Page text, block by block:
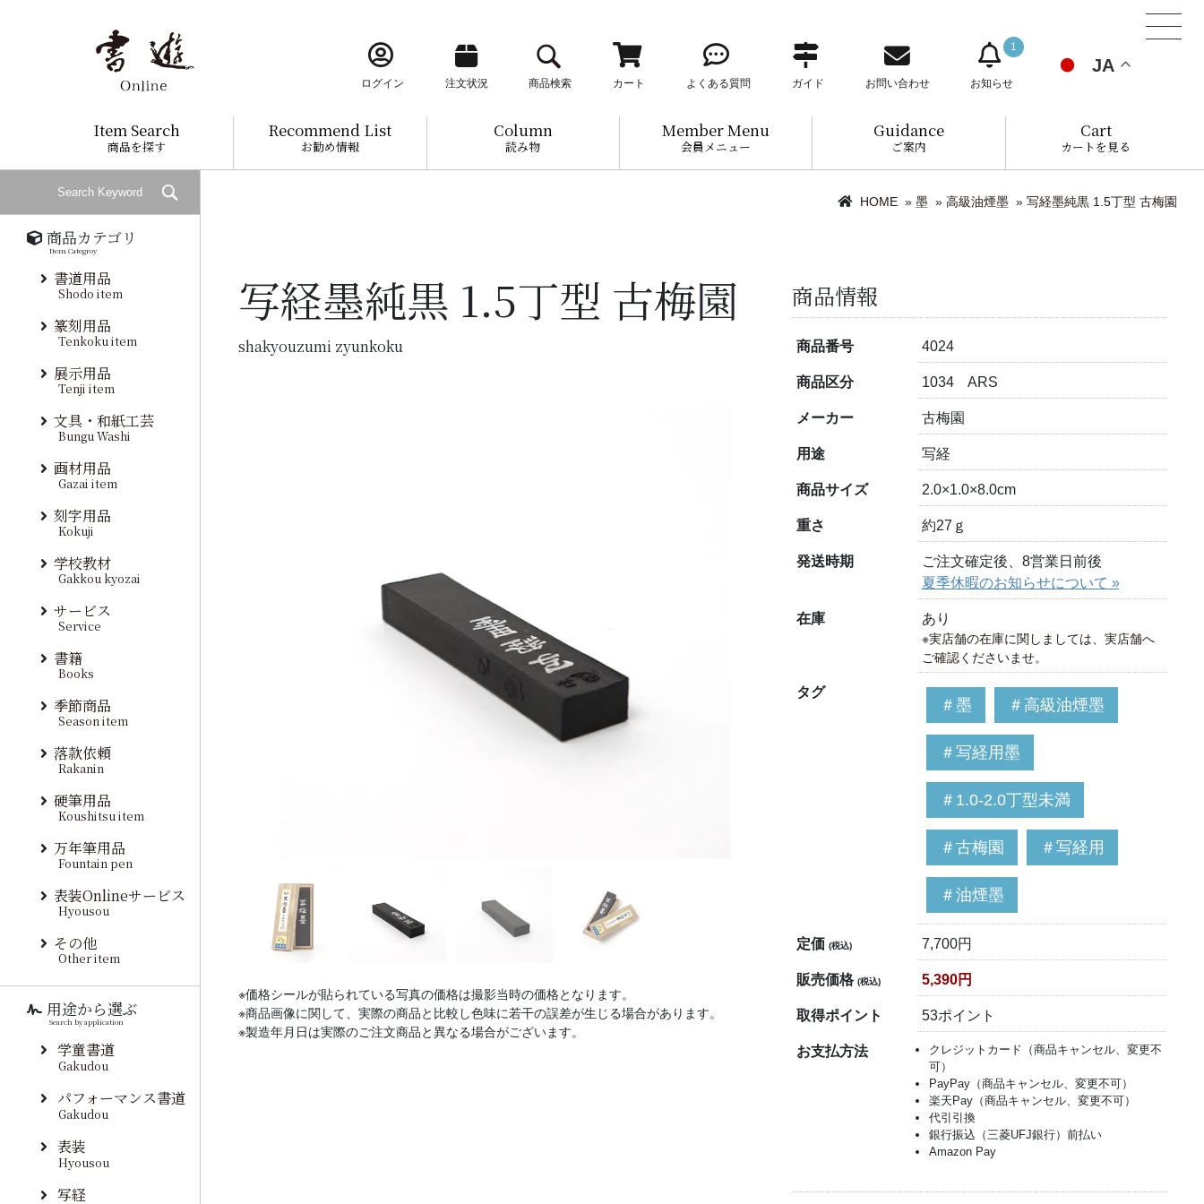
ログイン 注文状況 商品検索 カート よくある質問 ガイド お問い合わせ
1
お知らせ
JA
Item Search
商品を探す
Recommend List
お勧め情報
Column
読み物
Member Menu
会員メニュー
Guidance
ご案内
Cart
カートを見る
HOME » 墨 » 高級油煙墨 » 写経墨純黒 1.5丁型 古梅園
写経墨純黒 1.5丁型 古梅園
shakyouzumi zyunkoku
※価格シールが貼られている写真の価格は撮影当時の価格となります。
※商品画像に関して、実際の商品と比較し色味に若干の誤差が生じる場合があります。
※製造年月日は実際のご注文商品と異なる場合がございます。
商品情報
商品番号 4024
商品区分 1034 ARS
メーカー 古梅園
用途 写経
商品サイズ 2.0×1.0×8.0cm
重さ 約27ｇ
発送時期
ご注文確定後、8営業日前後
夏季休暇のお知らせについて »
在庫 あり
※実店舗の在庫に関しましては、実店舗へ
ご確認くださいませ。
タグ
＃墨 ＃高級油煙墨
＃写経用墨
＃1.0-2.0丁型未満
＃古梅園 ＃写経用
＃油煙墨
定価(税込) 7,700円
販売価格(税込) 5,390円
取得ポイント 53ポイント
お支払方法
クレジットカード（商品キャンセル、変更不
可）
PayPay（商品キャンセル、変更不可）
楽天Pay（商品キャンセル、変更不可）
代引引換
銀行振込（三菱UFJ銀行）前払い
Amazon Pay
商品カテゴリ
Item Categroy
書道用品
Shodo item
篆刻用品
Tenkoku item
展示用品
Tenji item
文具・和紙工芸
Bungu Washi
画材用品
Gazai item
刻字用品
Kokuji
学校教材
Gakkou kyozai
サービス
Service
書籍
Books
季節商品
Season item
落款依頼
Rakanin
硬筆用品
Koushitsu item
万年筆用品
Fountain pen
表装Onlineサービス
Hyousou
その他
Other item
用途から選ぶ
Search by application
学童書道
Gakudou
パフォーマンス書道
Gakudou
表装
Hyousou
写経